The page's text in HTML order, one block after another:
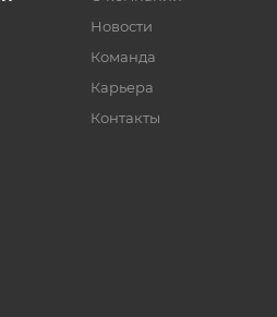
хранить продукт при
75 %. После вскрытия
влажности
Новости
Команда
Карьера
Контакты